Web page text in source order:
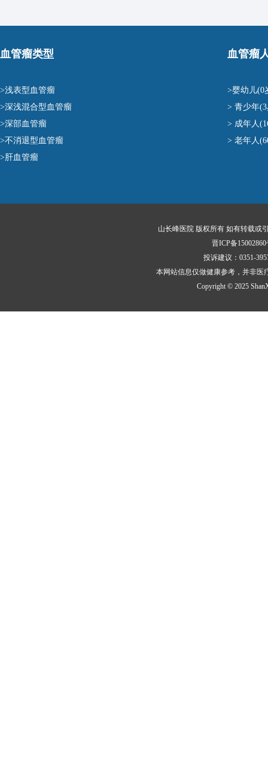
血管瘤类型
>浅表型血管瘤
>深浅混合型血管瘤
>深部血管瘤
>不消退型血管瘤
>肝血管瘤
血管瘤
>婴幼儿(0
> 青少年
> 成年人
> 老年人
山长峰医院 版权所有 如有转载或
晋ICP备15002860
投诉建议：0351-
本网站信息仅做健康参考，并非医
Copyright © 2025